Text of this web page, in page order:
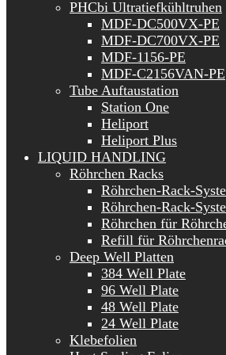
PHCbi Ultratiefkühltruhen
MDF-DC500VX-PE
MDF-DC700VX-PE
MDF-1156-PE
MDF-C2156VAN-PE
Tube Auftaustation
Station One
Heliport
Heliport Plus
LIQUID HANDLING
Röhrchen Racks
Röhrchen-Rack-
Röhrchen-Rack-
Röhrchen für
Refill für
Deep Well Platten
384 Well Plate
96 Well Plate
48 Well Plate
24 Well Plate
Klebefolien